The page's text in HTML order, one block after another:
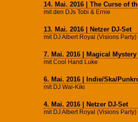
14. Mai. 2016 | The Curse of
mit den DJs Tobi & Ernie
13. Mai. 2016 | Netzer DJ-Set
mit DJ Albert Royal (Visions Party)
7. Mai. 2016 | Magical
mit Cool Hand Luke
6. Mai. 2016 | Indie/Ska/
mit DJ Wai-Kiki
4. Mai. 2016 | Netzer DJ-Set
mit DJ Albert Royal (Visions Party)